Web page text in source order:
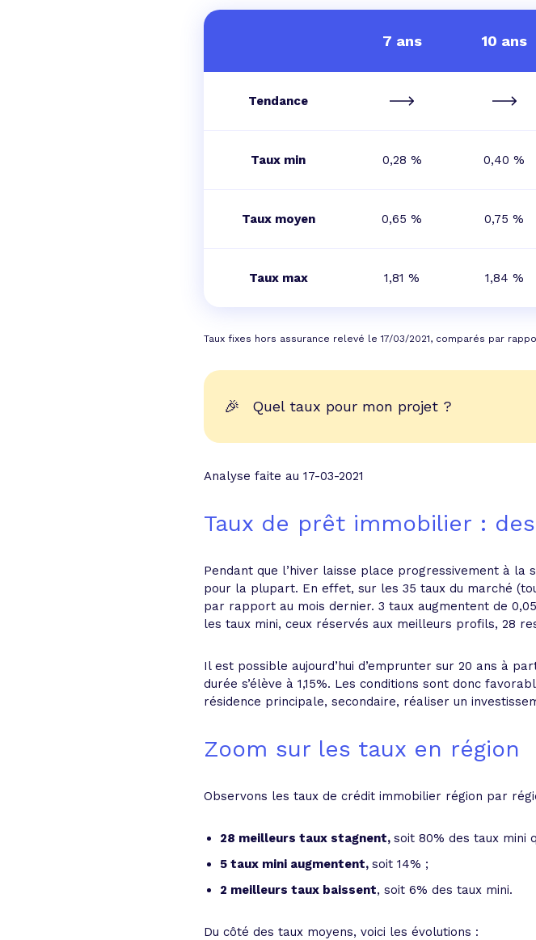
7 ans 10 ans
Tendance
Taux min 0,28 % 0,40 %
Taux moyen 0,65 % 0,75 %
Taux max 1,81 % 1,84 %
Taux fixes hors assurance relevé le 17/03/2021, comparés par
🎉 Quel taux pour mon projet ?
Analyse faite au 17-03-2021
Taux de prêt immobilier :
Pendant que l’hiver laisse place progressivement à la
pour la plupart. En effet, sur les 35 taux du marché
par rapport au mois dernier. 3 taux augmentent de
les taux mini, ceux réservés aux meilleurs profils, 28
Il est possible aujourd’hui d’emprunter sur 20 ans à
durée s’élève à 1,15%. Les conditions sont donc
résidence principale, secondaire, réaliser un
Zoom sur les taux en région
Observons les taux de crédit immobilier région par
28 meilleurs taux stagnent, soit 80% des taux mini
5 taux mini augmentent, soit 14% ;
2 meilleurs taux baissent, soit 6% des taux mini.
Du côté des taux moyens, voici les évolutions :